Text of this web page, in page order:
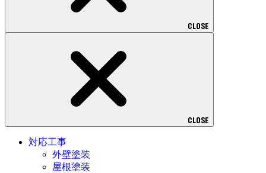
CLOSE
CLOSE
対応工事
外壁塗装
屋根塗装